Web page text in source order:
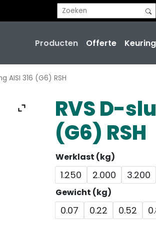
Producten Offerte
AISI 316 (G6) RSH
RVS D-
(G6) RSH
Werklast (kg)
1.250 2.000 3.200
Gewicht (kg)
0.07 0.22 0.52